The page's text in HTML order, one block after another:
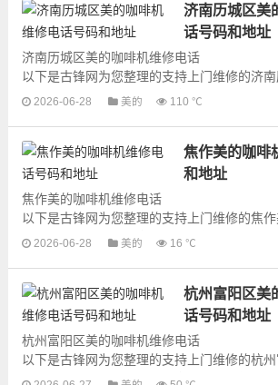
济南历城区美
话号码和地址
济南历城区美的咖啡机维修电话
以下是古锋网为您整理的支持上门维修的济
售后维修网点地址和号码信息，可以为您提供
2026-06-28 美的 110 ℃
焦作美的咖啡
和地址
焦作美的咖啡机维修电话
以下是古锋网为您整理的支持上门维修的焦
修网点地址和号码信息，可以为您提供美的咖
2026-06-28 美的 16 ℃
杭州富阳区美
话号码和地址
杭州富阳区美的咖啡机维修电话
以下是古锋网为您整理的支持上门维修的杭
售后维修网点地址和号码信息，可以为您提供